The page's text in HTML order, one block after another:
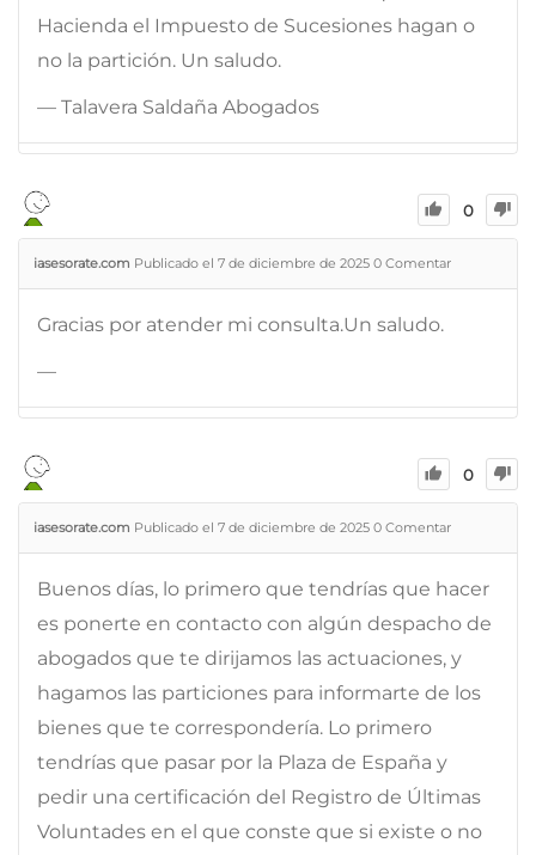
Hacienda el Impuesto de Sucesiones hagan o
no la partición. Un saludo.
— Talavera Saldaña Abogados
0
iasesorate.com Publicado el 7 de diciembre de 2025 0 Comentar
Gracias por atender mi consulta.Un saludo.
—
0
iasesorate.com Publicado el 7 de diciembre de 2025 0 Comentar
Buenos días, lo primero que tendrías que hacer
es ponerte en contacto con algún despacho de
abogados que te dirijamos las actuaciones, y
hagamos las particiones para informarte de los
bienes que te correspondería. Lo primero
tendrías que pasar por la Plaza de España y
pedir una certificación del Registro de Últimas
Voluntades en el que conste que si existe o no